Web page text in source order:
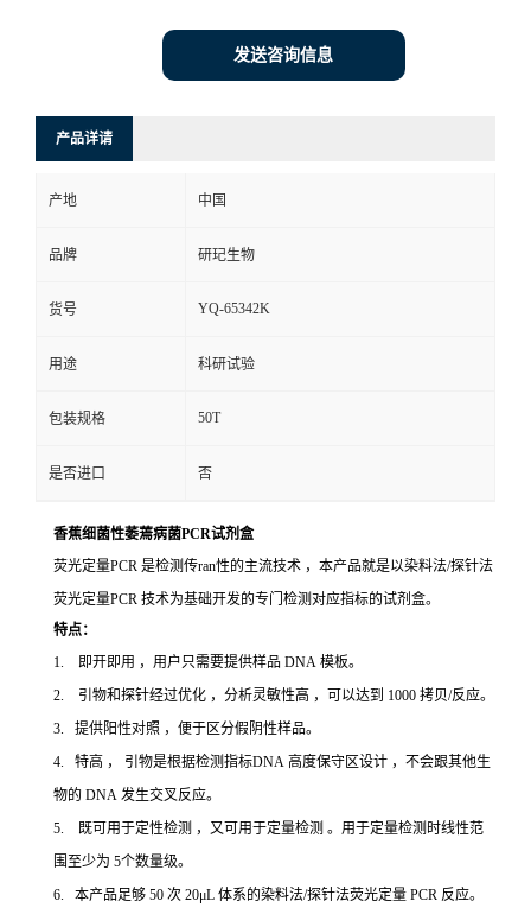
发送咨询信息
产品详请
产地 中国
品牌 研玘生物
货号 YQ-65342K
用途 科研试验
包装规格 50T
是否进口 否
香蕉细菌性萎蔫病菌PCR试剂盒
荧光定量PCR 是检测传ran性的主流技术 ，本产品就是以染料法/探针法
荧光定量PCR 技术为基础开发的专门检测对应指标的试剂盒。
特点：
1. 即开即用 ，用户只需要提供样品 DNA 模板。
2. 引物和探针经过优化 ，分析灵敏性高 ，可以达到 1000 拷贝/反应。
3. 提供阳性对照 ，便于区分假阴性样品。
4. 特高 ， 引物是根据检测指标DNA 高度保守区设计 ，不会跟其他生
物的 DNA 发生交叉反应。
5. 既可用于定性检测 ，又可用于定量检测 。用于定量检测时线性范
围至少为 5个数量级。
6. 本产品足够 50 次 20μL 体系的染料法/探针法荧光定量 PCR 反应。